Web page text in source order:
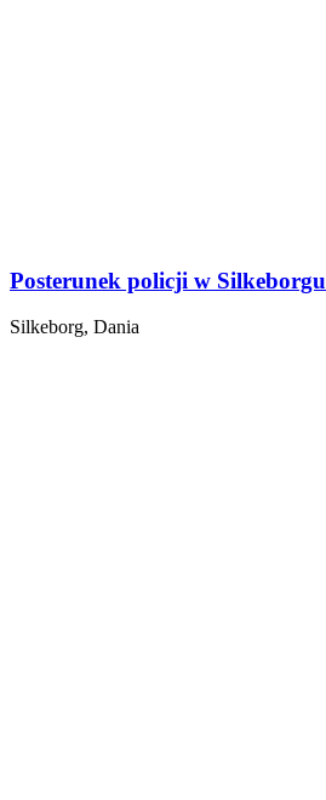
Posterunek policji w Silkeborgu
Silkeborg, Dania